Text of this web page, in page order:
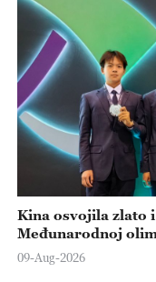
Kina osvojila zlato
Međunarodnoj
09-Aug-2026